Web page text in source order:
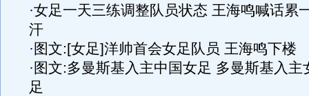
·女足一天三练调整队员状态 王海鸣喊话累
汗
· 图文:[女足]洋帅首会女足队员 王海鸣下楼
· 图文:多曼斯基入主中国女足 多曼斯基入主
足